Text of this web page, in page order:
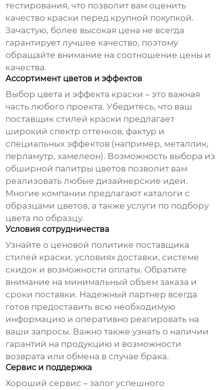
тестирования, что позволит вам оценить
качество краски перед крупной покупкой.
Зачастую, более высокая цена не всегда
гарантирует лучшее качество, поэтому
обращайте внимание на соотношение цены и
качества.
Ассортимент цветов и эффектов
Выбор цвета и эффекта краски – это важная
часть любого проекта. Убедитесь, что ваш
поставщик стилей краски предлагает
широкий спектр оттенков, фактур и
специальных эффектов (например, металлик,
перламутр, хамелеон). Возможность выбора из
обширной палитры цветов позволит вам
реализовать любые дизайнерские идеи.
Многие компании предлагают каталоги с
образцами цветов, а также услуги по подбору
цвета по образцу.
Условия сотрудничества
Узнайте о ценовой политике поставщика
стилей краски, условиях доставки, системе
скидок и возможности оплаты. Обратите
внимание на минимальный объем заказа и
сроки поставки. Надежный партнер всегда
готов предоставить всю необходимую
информацию и оперативно реагировать на
ваши запросы. Важно также узнать о наличии
гарантий на продукцию и возможности
возврата или обмена в случае брака.
Сервис и поддержка
Хороший сервис – залог успешного